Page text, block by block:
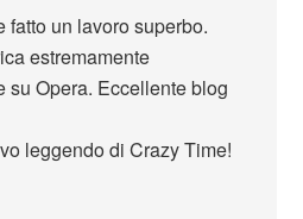
fatto un lavoro superbo.
estremamente
su Opera. Eccellente blog
leggendo di Crazy Time!